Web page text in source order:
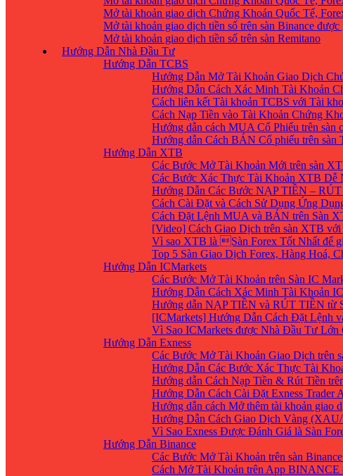
Mở tài khoản giao dịch Chứng Khoán Quốc Tế,
Mở tài khoản giao dịch tiền số trên sàn Binance
Mở tài khoản giao dịch tiền số trên sàn Remitano
Hướng Dẫn Nhà Đầu Tư
Hướng Dẫn TCBS
Hướng Dẫn Mở Tài Khoản Giao Dịch
Hướng Dẫn Cách Xác Minh Tài Khoản
Cách liên kết Tài khoản TCBS với Tài
Cách Nạp Tiền vào Tài Khoản Chứng
Hướng dẫn cách MUA Cổ Phiếu trên sàn
Hướng dẫn Cách BÁN Cổ phiếu trên sàn
Hướng Dẫn XTB
Các Bước Mở Tài Khoản Mới trên sàn
Các Bước Xác Thực Tài Khoản XTB Dễ
Hướng Dẫn Các Bước NẠP TIỀN –
Cách Cài Đặt và Cách Sử Dụng Ứng
Cách Đặt Lệnh MUA và BÁN trên Sàn
[Video] Cách Giao Dịch trên sàn XTB với
Vì sao XTB là Sàn Forex Tốt Nhất để
Top 5 Sàn Giao Dịch Forex, Hàng Hoá,
Hướng Dẫn ICMarkets
Các Bước Mở Tài Khoản trên Sàn IC
Hướng Dẫn Cách Xác Minh Tài Khoản
Hướng dẫn NẠP TIỀN và RÚT TIỀN từ
[ICMarkets] Hướng Dẫn Cách Đặt Lệnh
Vì Sao ICMarkets được Nhà Đầu Tư Lớn
Hướng Dẫn Exness
Các Bước Mở Tài Khoản Giao Dịch trên
Hướng Dẫn Các Bước Xác Thực Tài
Hướng dẫn Cách Nạp Tiền & Rút Tiền
Hướng Dẫn Cách Cài Đặt Exness Trader
Hướng dẫn cách Mở thêm tài khoản giao
Hướng Dẫn Cách Giao Dịch Vàng
Vì Sao Exness Được Đánh Giá là Sàn
Hướng Dẫn Binance
Các Bước Mở Tài Khoản trên sàn
Cách Mở Tài Khoản trên App